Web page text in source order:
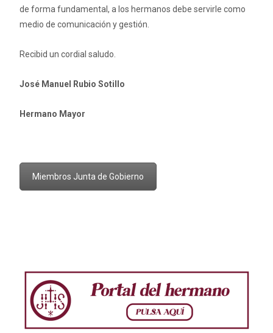
de forma fundamental, a los hermanos debe servirle como
medio de comunicación y gestión.
Recibid un cordial saludo.
José Manuel Rubio Sotillo
Hermano Mayor
Miembros Junta de Gobierno